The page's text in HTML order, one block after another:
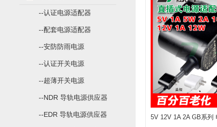
5V 12V 1A 2A GB系列
--认证电源适配器
--配套电源适配器
--安防防雨电源
--认证开关电源
--超薄开关电源
--NDR 导轨电源供应器
--EDR 导轨电源供应器